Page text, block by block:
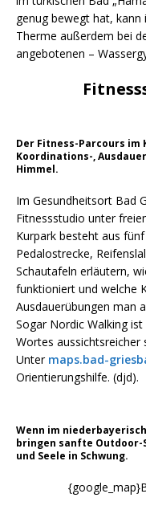
genug bewegt hat, kann
Therme außerdem bei
angebotenen –
Der Fitness-Parcours im
Koordinations-,
Himmel.
Im Gesundheitsort Bad
Fitnessstudio unter
Kurpark besteht aus
Pedalostrecke,
Schautafeln erläutern,
funktioniert und welche
Ausdauerübungen man
Sogar Nordic Walking
Wortes aussichtsreicher
Unter maps.bad-
Orientierungshilfe. (djd).
Wenn im
bringen sanfte
und Seele in Schwung.